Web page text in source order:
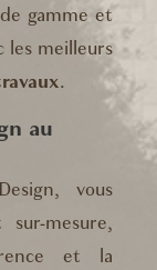
gamme et
les meilleurs
.
au
vous
sur-mesure,
et la